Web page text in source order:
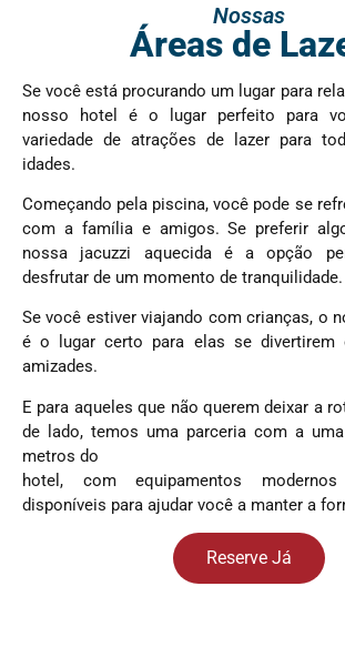
Nossas
Áreas de
Se você está procurando um lugar para
nosso hotel é o lugar perfeito para
variedade de atrações de lazer para
idades.
Começando pela piscina, você pode se
com a família e amigos. Se preferir
nossa jacuzzi aquecida é a opção
desfrutar de um momento de tranquilidade.
Se você estiver viajando com crianças, o
é o lugar certo para elas se divertirem
amizades.
E para aqueles que não querem deixar a
de lado, temos uma parceria com a
metros do
hotel, com equipamentos
disponíveis para ajudar você a manter a
Reserve Já